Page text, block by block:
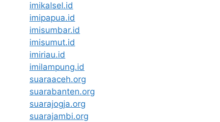
imikalsel.id
imipapua.id
imisumbar.id
imisumut.id
imiriau.id
imilampung.id
suaraaceh.org
suarabanten.org
suarajogja.org
suarajambi.org